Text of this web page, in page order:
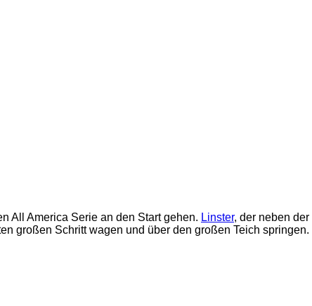
All America Serie an den Start gehen. Linster, der neben der
großen Schritt wagen und über den großen Teich springen.